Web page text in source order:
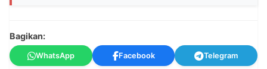
Bagikan:
WhatsApp Facebook Telegram